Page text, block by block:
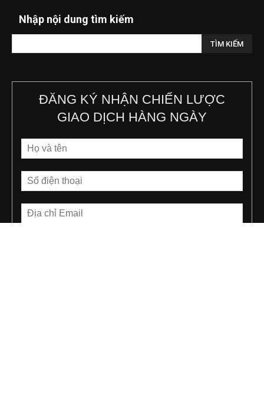
Nhập nội dung tìm kiếm
ĐĂNG KÝ NHẬN CHIẾN LƯỢC
GIAO DỊCH HÀNG NGÀY